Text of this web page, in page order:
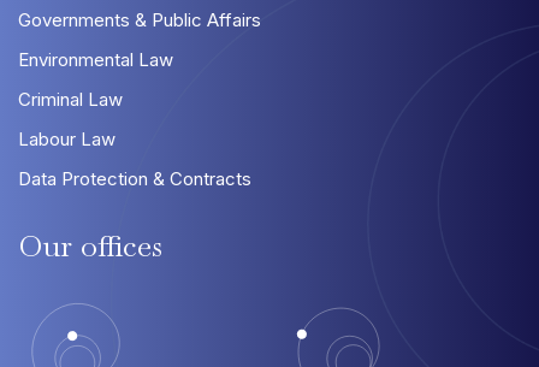
Governments & Public Affairs
Environmental Law
Criminal Law
Labour Law
Data Protection & Contracts
Our offices